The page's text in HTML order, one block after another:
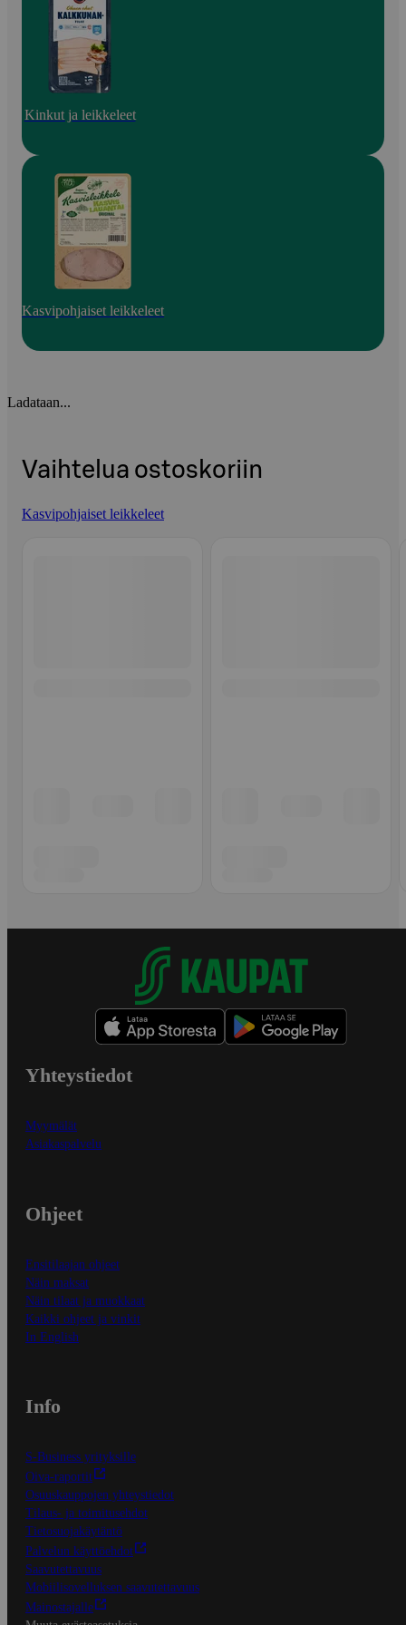
Kinkut ja leikkeleet
Kasvipohjaiset leikkeleet
Ladataan...
Vaihtelua ostoskoriin
Kasvipohjaiset leikkeleet
Yhteystiedot
Myymälät
Asiakaspalvelu
Ohjeet
Ensitilaajan ohjeet
Näin maksat
Näin tilaat ja muokkaat
Kaikki ohjeet ja vinkit
In English
Info
S-Business yrityksille
Oiva-raportit
Osuuskauppojen yhteystiedot
Tilaus- ja toimitusehdot
Tietosuojakäytäntö
Palvelun käyttöehdot
Saavutettavuus
Mobiilisovelluksen saavutettavuus
Mainostajalle